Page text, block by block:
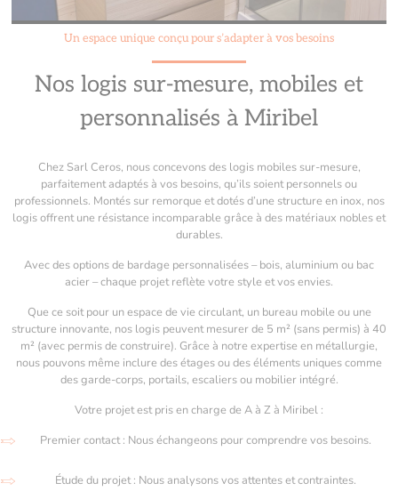
Un espace unique conçu pour s’adapter à vos besoins
Nos logis sur-mesure, mobiles et
personnalisés à Miribel
Chez Sarl Ceros, nous concevons des logis mobiles sur-mesure,
parfaitement adaptés à vos besoins, qu’ils soient personnels ou
professionnels. Montés sur remorque et dotés d’une structure en inox, nos
logis offrent une résistance incomparable grâce à des matériaux nobles et
durables.
Avec des options de bardage personnalisées – bois, aluminium ou bac
acier – chaque projet reflète votre style et vos envies.
Que ce soit pour un espace de vie circulant, un bureau mobile ou une
structure innovante, nos logis peuvent mesurer de 5 m² (sans permis) à 40
m² (avec permis de construire). Grâce à notre expertise en métallurgie,
nous pouvons même inclure des étages ou des éléments uniques comme
des garde-corps, portails, escaliers ou mobilier intégré.
Votre projet est pris en charge de A à Z à Miribel :
Premier contact : Nous échangeons pour comprendre vos besoins.
Étude du projet : Nous analysons vos attentes et contraintes.